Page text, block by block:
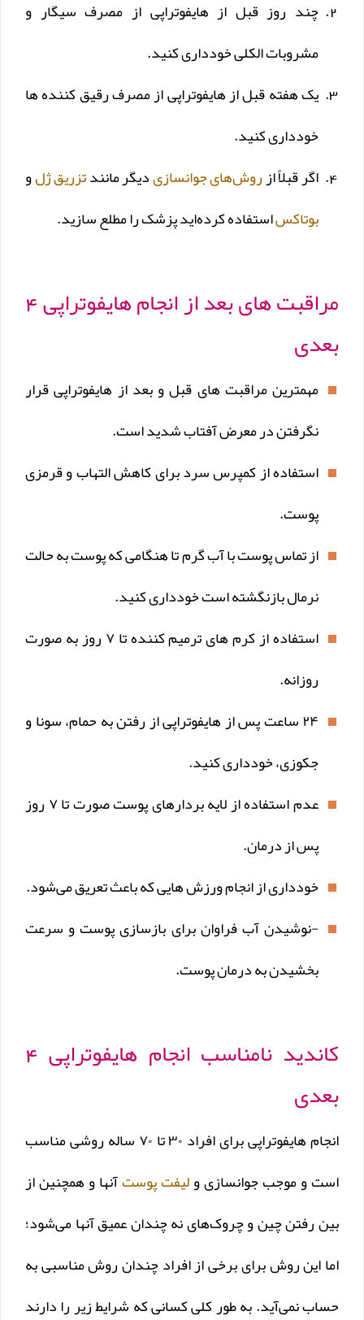
چند روز قبل از هایفوتراپی از مصرف سیگار و
مشروبات الکلی خودداری کنید.
یک هفته قبل از هایفوتراپی از مصرف رقیق کننده ها
خودداری کنید.
اگر قبلاً ازروش‌های جوانسازیدیگر مانندتزریق ژلو
بوتاکساستفاده کرده‌اید پزشک را مطلع سازید.
مراقبت های بعد از انجام هایفوتراپی 4
بعدی
مهمترین مراقبت های قبل و بعد از هایفوتراپی قرار
نگرفتن در معرض آفتاب شدید است.
استفاده از کمپرس سرد برای کاهش التهاب و قرمزی
پوست.
از تماس پوست با آب گرم تا هنگامی که پوست به حالت
نرمال بازنگشته است خودداری کنید.
استفاده از کرم های ترمیم کننده تا ۷ روز به صورت
روزانه.
۲۴ ساعت پس از هایفوتراپی از رفتن به حمام، سونا و
جکوزی، خودداری کنید.
عدم استفاده از لایه بردارهای پوست صورت تا ۷ روز
پس از درمان.
خودداری از انجام ورزش هایی که باعث تعریق می‌شود.
-نوشیدن آب فراوان برای بازسازی پوست و سرعت
بخشیدن به درمان پوست.
کاندید نامناسب انجام هایفوتراپی 4
بعدی
انجام هایفوتراپی برای افراد ۳۰ تا ۷۰ ساله روشی مناسب
است و موجب جوانسازی ولیفت پوستآنها و همچنین از
بین رفتن چین و چروک‌های نه چندان عمیق آنها می‌شود؛
اما این روش برای برخی از افراد چندان روش مناسبی به
حساب نمی‌آید. به طور کلی کسانی که شرایط زیر را دارند